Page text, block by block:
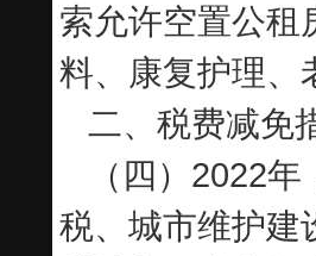
索允许空置公租
料、康复护理、
二、税费减免
（四）2022
税、城市维护建